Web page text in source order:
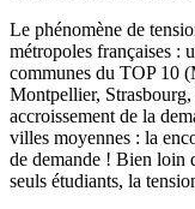
Le phénomène de
métropoles françaises :
communes du TOP 10
Montpellier,
accroissement de la
villes moyennes : lа
de demande ! Bien loin
seuls étudiants, la